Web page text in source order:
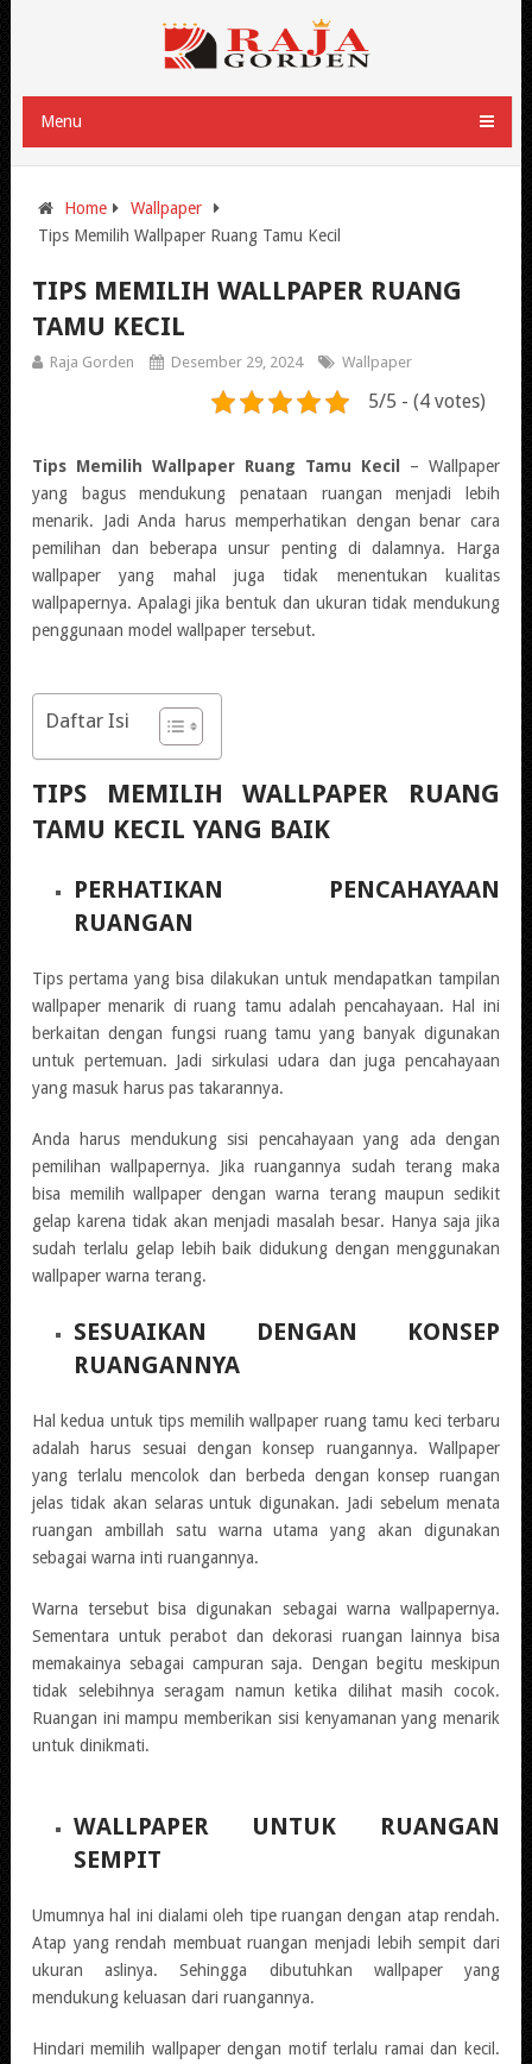
Menu
Home
Wallpaper
Tips Memilih Wallpaper Ruang Tamu Kecil
TIPS MEMILIH WALLPAPER RUANG
TAMU KECIL
Raja Gorden Desember 29, 2024 Wallpaper
5/5 - (4 votes)
Tips Memilih Wallpaper Ruang Tamu Kecil
– Wallpaper
yang bagus mendukung penataan ruangan menjadi lebih
menarik. Jadi Anda harus memperhatikan dengan benar cara
pemilihan dan beberapa unsur penting di dalamnya. Harga
wallpaper yang mahal juga tidak menentukan kualitas
wallpapernya. Apalagi jika bentuk dan ukuran tidak mendukung
penggunaan model wallpaper tersebut.
Daftar Isi
TIPS MEMILIH WALLPAPER RUANG
TAMU KECIL YANG BAIK
PERHATIKAN PENCAHAYAAN
RUANGAN
Tips pertama yang bisa dilakukan untuk mendapatkan tampilan
wallpaper menarik di ruang tamu adalah pencahayaan. Hal ini
berkaitan dengan fungsi ruang tamu yang banyak digunakan
untuk pertemuan. Jadi sirkulasi udara dan juga pencahayaan
yang masuk harus pas takarannya.
Anda harus mendukung sisi pencahayaan yang ada dengan
pemilihan wallpapernya. Jika ruangannya sudah terang maka
bisa memilih wallpaper dengan warna terang maupun sedikit
gelap karena tidak akan menjadi masalah besar. Hanya saja jika
sudah terlalu gelap lebih baik didukung dengan menggunakan
wallpaper warna terang.
SESUAIKAN DENGAN KONSEP
RUANGANNYA
Hal kedua untuk tips memilih wallpaper ruang tamu keci terbaru
adalah harus sesuai dengan konsep ruangannya. Wallpaper
yang terlalu mencolok dan berbeda dengan konsep ruangan
jelas tidak akan selaras untuk digunakan. Jadi sebelum menata
ruangan ambillah satu warna utama yang akan digunakan
sebagai warna inti ruangannya.
Warna tersebut bisa digunakan sebagai warna wallpapernya.
Sementara untuk perabot dan dekorasi ruangan lainnya bisa
memakainya sebagai campuran saja. Dengan begitu meskipun
tidak selebihnya seragam namun ketika dilihat masih cocok.
Ruangan ini mampu memberikan sisi kenyamanan yang menarik
untuk dinikmati.
WALLPAPER UNTUK RUANGAN
SEMPIT
Umumnya hal ini dialami oleh tipe ruangan dengan atap rendah.
Atap yang rendah membuat ruangan menjadi lebih sempit dari
ukuran aslinya. Sehingga dibutuhkan wallpaper yang
mendukung keluasan dari ruangannya.
Hindari memilih wallpaper dengan motif terlalu ramai dan kecil.